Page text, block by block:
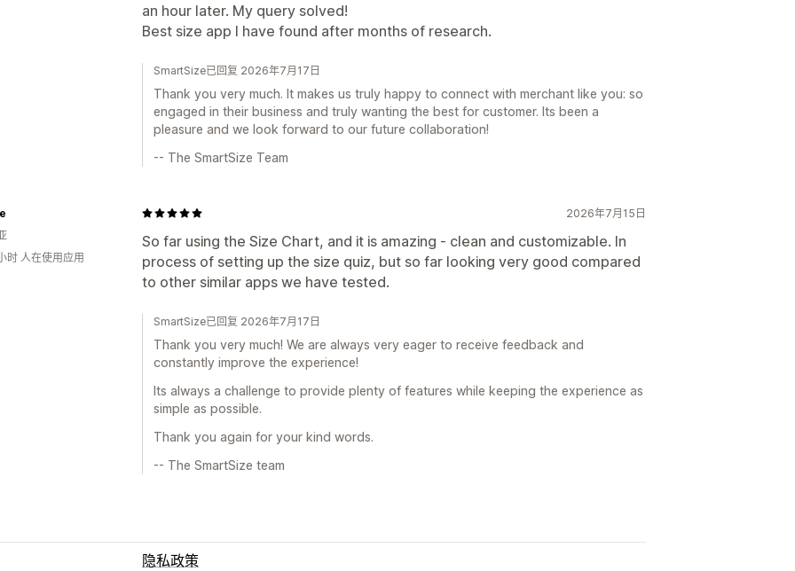
an hour later. My query solved!
Best size app I have found after months of research.
SmartSize已回复 2026年7月17日
Thank you very much. It makes us truly happy to connect with merchant like you: so
engaged in their business and truly wanting the best for customer. Its been a
pleasure and we look forward to our future collaboration!
-- The SmartSize Team
2026年7月15日
So far using the Size Chart, and it is amazing - clean and customizable. In
process of setting up the size quiz, but so far looking very good compared
to other similar apps we have tested.
时 人在使用应用
SmartSize已回复 2026年7月17日
Thank you very much! We are always very eager to receive feedback and
constantly improve the experience!
Its always a challenge to provide plenty of features while keeping the experience as
simple as possible.
Thank you again for your kind words.
-- The SmartSize team
隐私政策